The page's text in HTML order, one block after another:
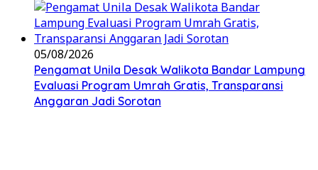
05/08/2026
Pengamat Unila Desak Walikota Bandar Lampung
Evaluasi Program Umrah Gratis, Transparansi
Anggaran Jadi Sorotan